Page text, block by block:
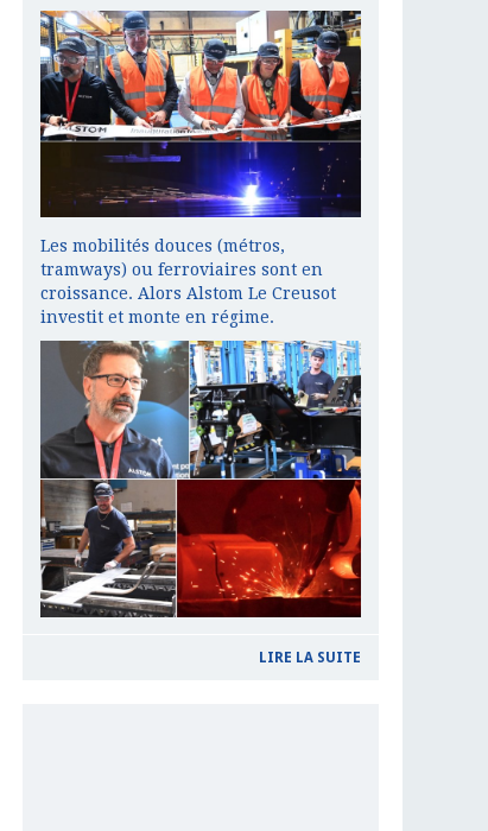
Les mobilités douces (métros,
tramways) ou ferroviaires sont en
croissance. Alors Alstom Le Creusot
investit et monte en régime.
LIRE LA SUITE